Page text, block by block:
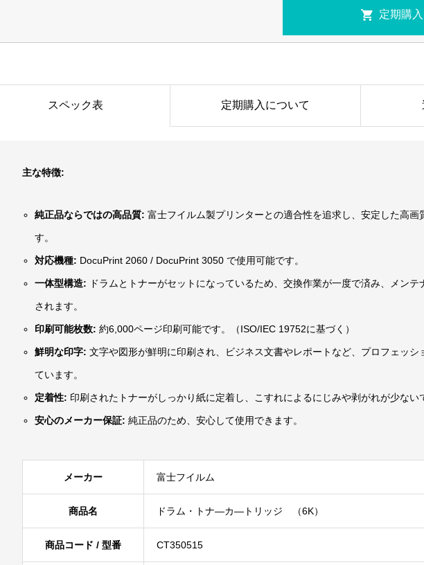
スペック表 定期購入について
主な特徴:
純正品ならではの高品質: 富士フイルム製プリンターとの適合性を追求し、安定した高画
す。
対応機種: DocuPrint 2060 / DocuPrint 3050 で使用可能です。
一体型構造: ドラムとトナーがセットになっているため、交換作業が一度で済み、メンテ
されます。
印刷可能枚数: 約6,000ページ印刷可能です。（ISO/IEC 19752に基づく）
鮮明な印字: 文字や図形が鮮明に印刷され、ビジネス文書やレポートなど、プロフェッシ
ています。
定着性: 印刷されたトナーがしっかり紙に定着し、こすれによるにじみや剥がれが少ない
安心のメーカー保証:純正品のため、安心して使用できます。
メーカー 富士フイルム
商品名 ドラム・トナ―カ―トリッジ （6K）
商品コード / 型番 CT350515